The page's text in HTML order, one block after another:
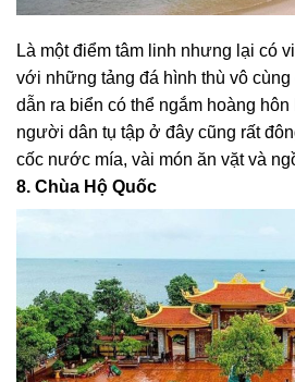
Là một điểm tâm linh nhưng lại có
với những tảng đá hình thù vô cùng
dẫn ra biển có thể ngắm hoàng
người dân tụ tập ở đây cũng rất
cốc nước mía, vài món ăn vặt và
8. Chùa Hộ Quốc